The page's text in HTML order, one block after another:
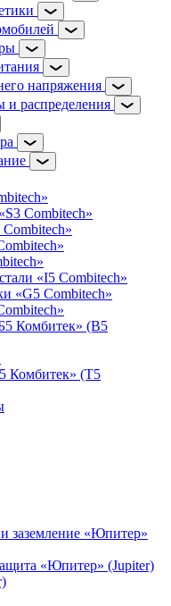
напряжения
и распределения
Combitech»
«I5 Combitech»
«G5 Combitech»
Комбитек» (B5
Комбитек» (T5
заземление «Юпитер»
«Юпитер» (Jupiter)